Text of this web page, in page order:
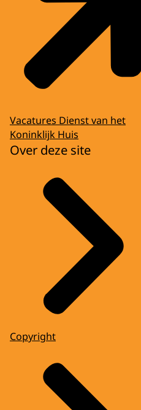
Vacatures Dienst van het
Koninklijk Huis
Over deze site
Copyright